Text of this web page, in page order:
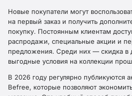
Новые покупатели могут
на первый заказ и получить
покупку. Постоянным клиентам
распродажи, специальные акции и
предложения. Среди них — скидка в
выгодные условия на коллекции
В 2026 году регулярно публикуются
Befree, которые позволяют